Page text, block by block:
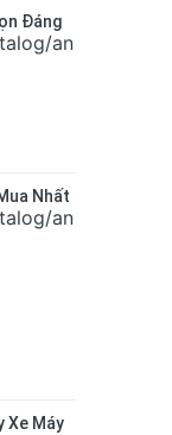
Đáng
Nhất
Xe Máy